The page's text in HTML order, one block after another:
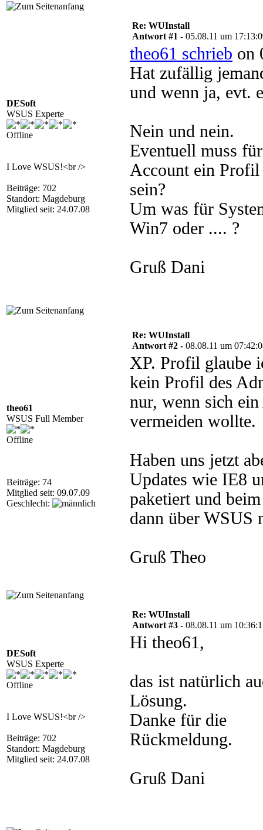
DESoft
WSUS Experte
Offline
I Love WSUS!<br />
Beiträge: 702
Standort: Magdeburg
Mitglied seit: 24.07.08
Re: WUInstall
Antwort #1 - 05.08.11 um
theo61 schrieb on
Hat zufällig
und wenn ja, evt.
Nein und nein.
Eventuell muss
Account ein Profil
sein?
Um was für
Win7 oder .... ?
Gruß Dani
theo61
WSUS Full Member
Offline
Beiträge: 74
Mitglied seit: 09.07.09
Geschlecht:
Re: WUInstall
Antwort #2 - 08.08.11 um
XP. Profil glaube
kein Profil des
nur, wenn sich
vermeiden wollte.
Haben uns jetzt
Updates wie IE8
paketiert und
dann über WSUS
Gruß Theo
DESoft
WSUS Experte
Offline
I Love WSUS!<br />
Beiträge: 702
Standort: Magdeburg
Mitglied seit: 24.07.08
Re: WUInstall
Antwort #3 - 08.08.11 um
Hi theo61,
das ist natürlich
Lösung.
Danke für die
Rückmeldung.
Gruß Dani